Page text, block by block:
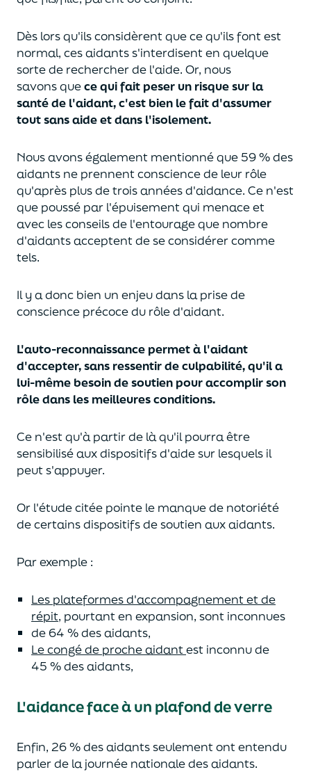
Dès lors qu'ils considèrent que ce qu'ils font est
normal, ces aidants s'interdisent en quelque
sorte de rechercher de l'aide. Or, nous
savonsquece qui fait peser un risque sur la
santé de l'aidant, c'est bien le fait d'assumer
tout sans aide et dans l'isolement.
Nous avons également mentionné que 59 % des
aidants ne prennent conscience de leur rôle
qu'après plus de trois années d'aidance. Ce n'est
que poussé par l'épuisement qui menace et
avec les conseils de l'entourage que nombre
d'aidants acceptent de se considérer comme
tels.
Il y a donc bien un enjeu dans la prise de
conscience précoce du rôle d'aidant.
L'auto-reconnaissance permet à l'aidant
d'accepter, sans ressentir de culpabilité, qu'il a
lui-même besoin de soutien pour accomplir son
rôle dans les meilleures conditions.
Ce n'est qu'à partir de là qu'il pourra être
sensibilisé aux dispositifs d'aide sur lesquels il
peut s'appuyer.
Or l'étude citée pointe le manque de notoriété
de certains dispositifs de soutien aux aidants.
Par exemple :
Les plateformes d'accompagnement et de
répit, pourtant en expansion, sont inconnues
de 64 % des aidants,
Le congé de proche aidantest inconnu de
45 % des aidants,
L'aidance face à un plafond de verre
Enfin, 26 % des aidants seulement ont entendu
parler de la journée nationale des aidants.